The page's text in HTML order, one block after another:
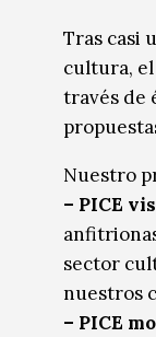
Música
Música
Sin categoría
Tras casi
cultura, el
través de
Nuestro
– PICE
sector
nuestros
– PICE